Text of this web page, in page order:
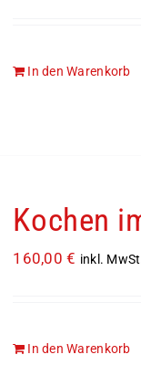
In den Warenkorb
Kochen
160,00€ inkl.
In den Warenkorb